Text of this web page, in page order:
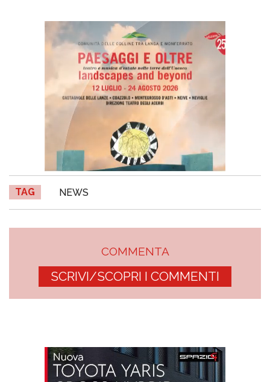
TAG NEWS
COMMENTA
SCRIVI/SCOPRI I COMMENTI